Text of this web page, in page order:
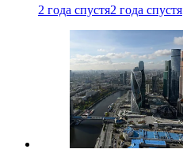
2 года спустя2 года спустя